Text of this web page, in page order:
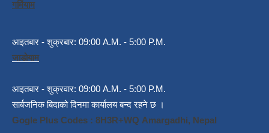
गर्मियाम
आइतबार - शुक्रबार: 09:00 A.M. - 5:00 P.M.
जाडोयाम
आइतबार - शुक्रवार: 09:00 A.M. - 5:00 P.M.
सार्बजनिक बिदाको दिनमा कार्यालय बन्द रहने छ ।
Gogle Plus Codes : 8H3R+WQ Amargadhi, Nepal